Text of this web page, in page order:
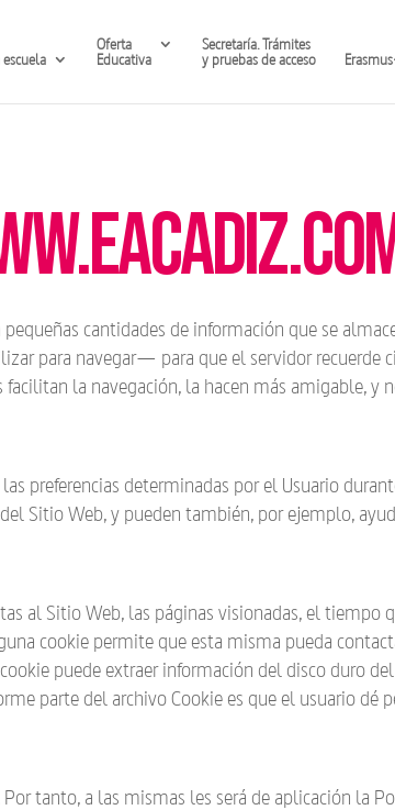
escuela
Oferta
Educativa
Secretaría. Trámites
y pruebas de acceso
cantidades de información que se
para navegar— para que el servidor recuerde
la navegación, la hacen más amigable, y
preferencias determinadas por el Usuario
Sitio Web, y pueden también, por ejemplo,
al Sitio Web, las páginas visionadas, el tiempo
cookie permite que esta misma pueda
puede extraer información del disco duro
parte del archivo Cookie es que el usuario dé
tanto, a las mismas les será de aplicación la